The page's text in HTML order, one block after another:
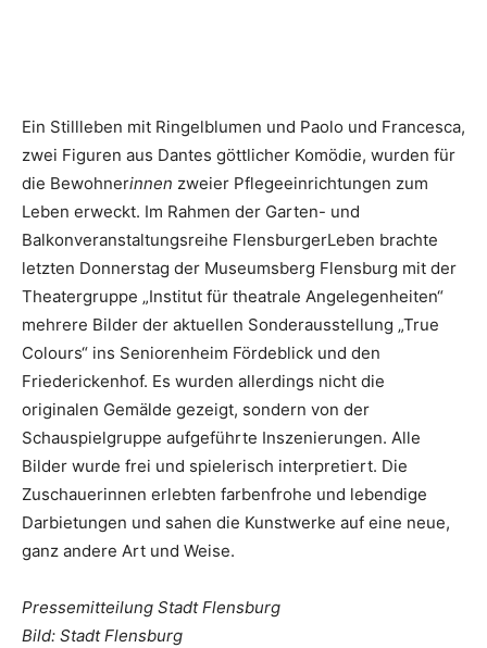
Ein Stillleben mit Ringelblumen und Paolo und Francesca,
zwei Figuren aus Dantes göttlicher Komödie, wurden für
die Bewohnerinnen zweier Pflegeeinrichtungen zum
Leben erweckt. Im Rahmen der Garten- und
Balkonveranstaltungsreihe FlensburgerLeben brachte
letzten Donnerstag der Museumsberg Flensburg mit der
Theatergruppe „Institut für theatrale Angelegenheiten“
mehrere Bilder der aktuellen Sonderausstellung „True
Colours“ ins Seniorenheim Fördeblick und den
Friederickenhof. Es wurden allerdings nicht die
originalen Gemälde gezeigt, sondern von der
Schauspielgruppe aufgeführte Inszenierungen. Alle
Bilder wurde frei und spielerisch interpretiert. Die
Zuschauerinnen erlebten farbenfrohe und lebendige
Darbietungen und sahen die Kunstwerke auf eine neue,
ganz andere Art und Weise.
Pressemitteilung Stadt Flensburg
Bild: Stadt Flensburg